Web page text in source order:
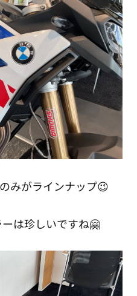
みがラインナップ😉
は珍しいですね🤗